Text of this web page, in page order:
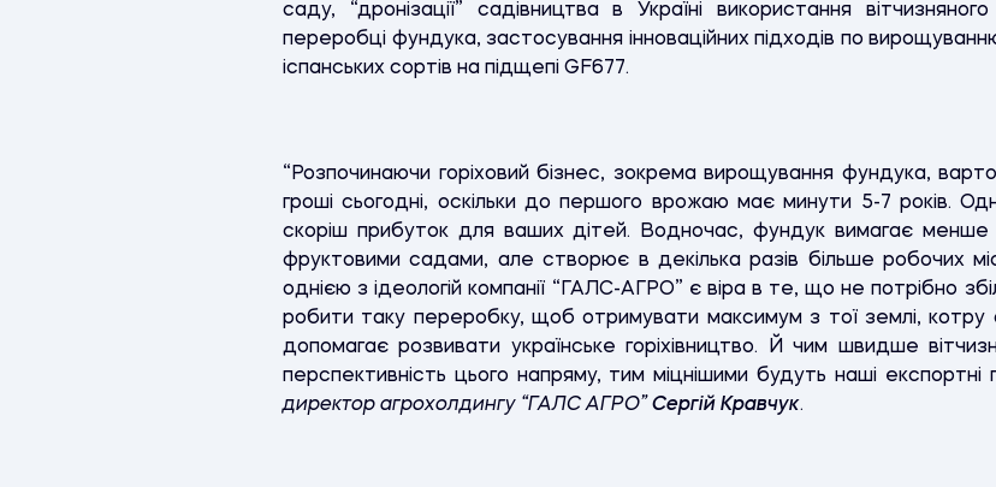
саду, “дронізації” садівництва в Україні використання
переробці фундука, застосування інноваційних підходів по
іспанських сортів на підщепі GF677.
“Розпочинаючи горіховий бізнес, зокрема вирощування фундука,
гроші сьогодні, оскільки до першого врожаю має минути 5-7 років.
скоріш прибуток для ваших дітей. Водночас, фундук вимагає менше
фруктовими садами, але створює в декілька разів більше робочих
однією з ідеологій компанії “ГАЛС-АГРО” є віра в те, що не потрібно
робити таку переробку, щоб отримувати максимум з тої землі,
допомагає розвивати українське горіхівництво. Й чим швидше
перспективність цього напряму, тим міцнішими будуть наші експортні
директор агрохолдингу “ГАЛС АГРО” Сергій Кравчук.